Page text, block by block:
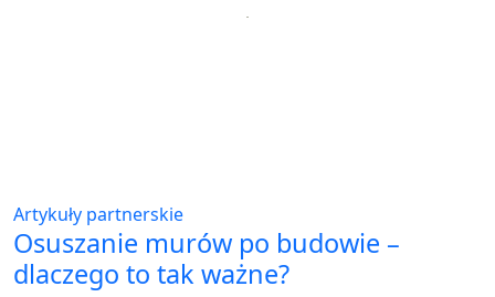
Artykuły partnerskie
Osuszanie murów po budowie –
dlaczego to tak ważne?